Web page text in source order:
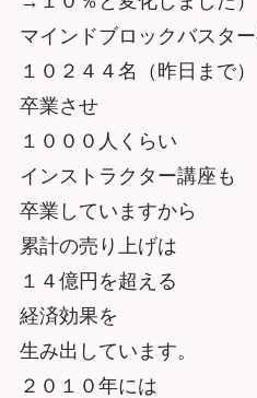
マインドブロックバスタ
１０２４４名（昨日まで）
卒業させ
１０００人くらい
インストラクター講座も
卒業していますから
累計の売り上げは
１４億円を超える
経済効果を
生み出しています。
２０１０年には